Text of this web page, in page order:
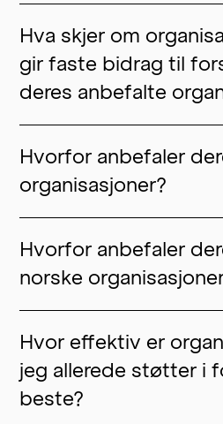
Hva skjer om
gir faste bidrag til
deres anbefalte
Hvorfor anbefaler
organisasjoner?
Hvorfor anbefaler
norske
Hvor effektiv er
jeg allerede støtter i
beste?